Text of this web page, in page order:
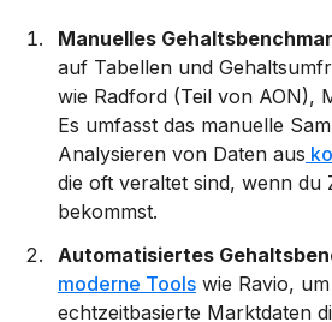
Manuelles
auf Tabellen und
wie Radford (Teil von AON),
Es umfasst das manuelle
Analysieren von Daten aus
die oft veraltet sind, wenn du
bekommst.
Automatisiertes
moderne Tools wie Ravio,
echtzeitbasierte Marktdaten